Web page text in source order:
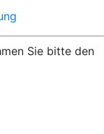
Sie bitte den